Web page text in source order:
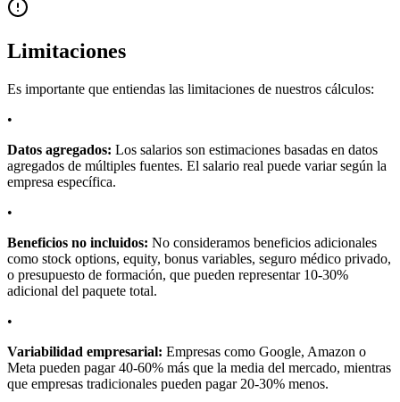
Limitaciones
Es importante que entiendas las limitaciones de nuestros cálculos:
•
Datos agregados: Los salarios son estimaciones basadas en datos
agregados de múltiples fuentes. El salario real puede variar según la
empresa específica.
•
Beneficios no incluidos: No consideramos beneficios adicionales
como stock options, equity, bonus variables, seguro médico privado,
o presupuesto de formación, que pueden representar 10-30%
adicional del paquete total.
•
Variabilidad empresarial: Empresas como Google, Amazon o
Meta pueden pagar 40-60% más que la media del mercado, mientras
que empresas tradicionales pueden pagar 20-30% menos.